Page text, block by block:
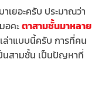
เยอะครับ ประมาณว่า
อคะตาสามชั้นมาหลาย
ล่าแบบนี้ครับ การที่คน
นสามชั้น เป็นปัญหาที่